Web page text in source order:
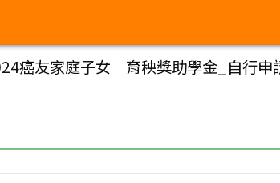
癌友家庭子女─育秧獎助學金_自行